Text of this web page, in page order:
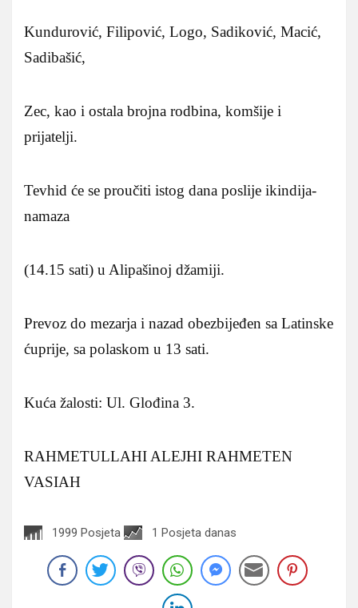
Kundurović, Filipović, Logo, Sadiković, Macić,
Sadibašić,
Zec, kao i ostala brojna rodbina, komšije i
prijatelji.
Tevhid će se proučiti istog dana poslije ikindija-
namaza
(14.15 sati) u Alipašinoj džamiji.
Prevoz do mezarja i nazad obezbijeđen sa Latinske
ćuprije, sa polaskom u 13 sati.
Kuća žalosti: Ul. Glođina 3.
RAHMETULLAHI ALEJHI RAHMETEN
VASIAH
1999 Posjeta 1 Posjeta danas